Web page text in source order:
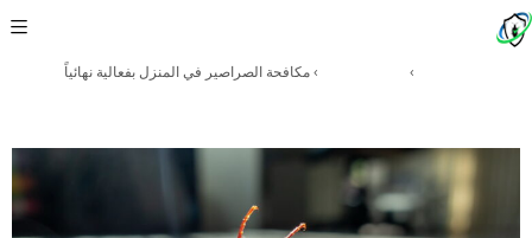
›
›مكافحة الصراصير في المنزل بفعالية نهائياً